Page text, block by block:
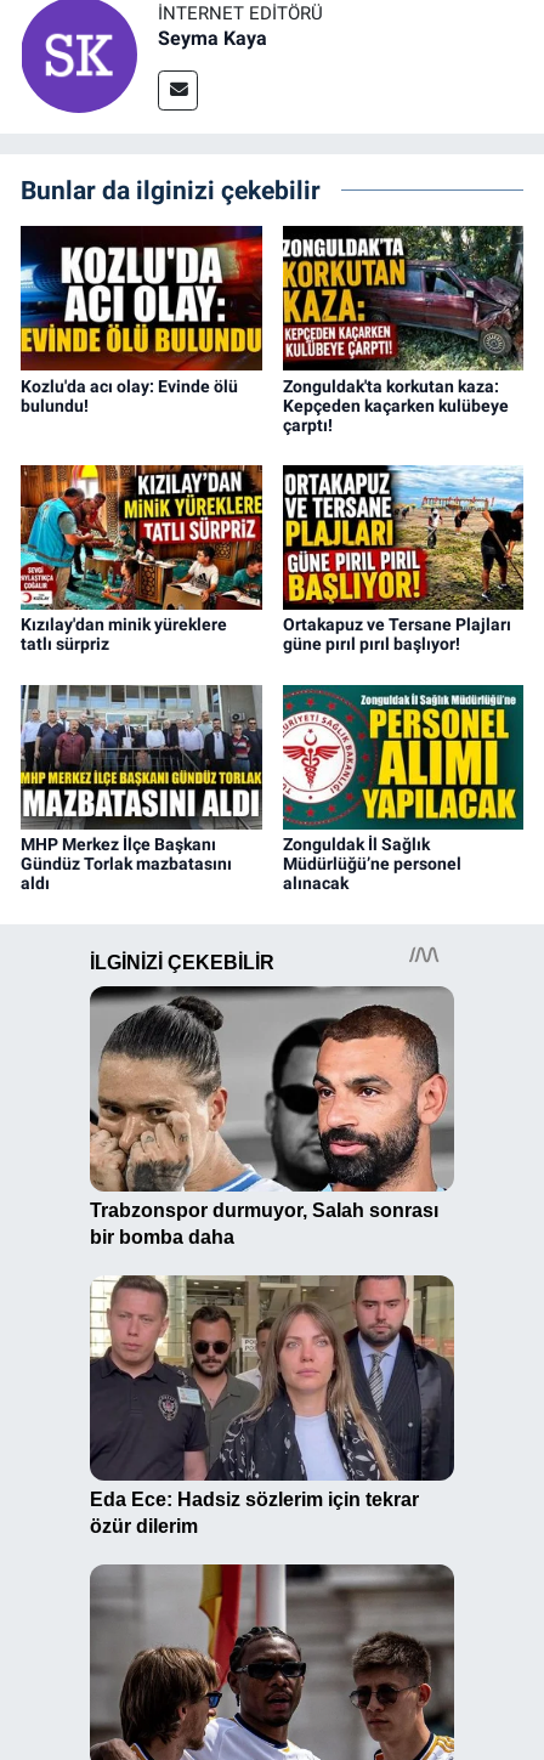
İNTERNET EDITÖRÜ
Seyma Kaya
Bunlar da ilginizi çekebilir
Kozlu'da acı olay: Evinde ölü
bulundu!
Zonguldak'ta korkutan kaza:
Kepçeden kaçarken kulübeye
çarptı!
Kızılay'dan minik yüreklere
tatlı sürpriz
Ortakapuz ve Tersane Plajları
güne pırıl pırıl başlıyor!
MHP Merkez İlçe Başkanı
Gündüz Torlak mazbatasını
aldı
Zonguldak İl Sağlık
Müdürlüğü’ne personel
alınacak